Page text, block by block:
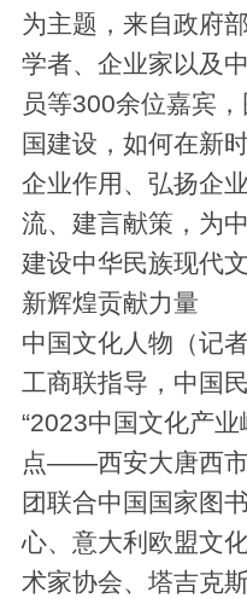
为主题，来自政府
学者、企业家以及
员等300余位嘉宾
国建设，如何在新
企业作用、弘扬企
流、建言献策，为
建设中华民族现代
新辉煌贡献力量
中国文化人物（记
工商联指导，中国
“2023中国文化产
点——西安大唐西
团联合中国国家图
心、意大利欧盟文
术家协会、塔吉克